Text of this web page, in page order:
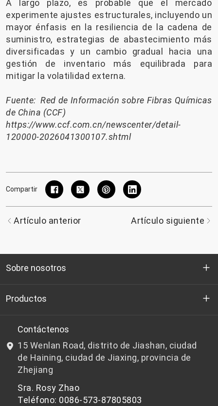
A largo plazo, es probable que el mercado
experimente ajustes estructurales, incluyendo un
mayor énfasis en la resiliencia de la cadena de
suministro, estrategias de abastecimiento más
diversificadas y un cambio gradual hacia una
gestión de inventario más equilibrada para
mitigar la volatilidad externa.
Fuente: Red de Información sobre Fibras Químicas
de China (CCF)
https://www.ccf.com.cn/newscenter/detail-
120000-2026041300107.shtml
Compartir
Artículo anterior Artículo siguiente
Sobre nosotros
Quienes somos
I+D
Noticias y Eventos
política de privacidad
Productos
Chips de PET aptos para botellas
Chips de PET que no son aptos para botellas
Contáctenos
15 Wenlan Road, distrito de Jiashan, ciudad
de Haining, ciudad de Jiaxing, provincia de
Zhejiang
Sra. Rosy Zhao
Teléfono: 0086-573-87805803